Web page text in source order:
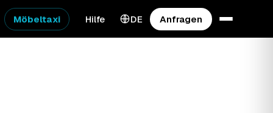
Möbeltaxi Hilfe DE Anfragen